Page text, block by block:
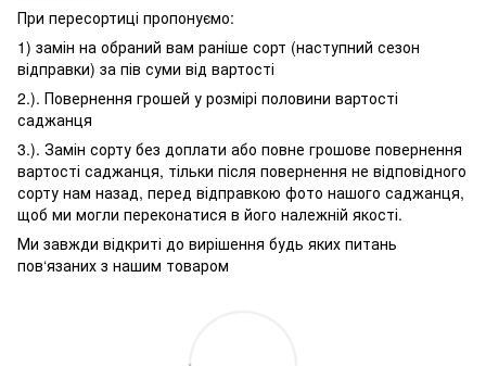
При пересортиці пропонуємо:
1) замін на обраний вам раніше сорт (наступний сезон
відправки) за пів суми від вартості
2.). Повернення грошей у розмірі половини вартості
саджанця
3.). Замін сорту без доплати або повне грошове повернення
вартості саджанця, тільки після повернення не відповідного
сорту нам назад, перед відправкою фото нашого саджанця,
щоб ми могли переконатися в його належній якості.
Ми завжди відкриті до вирішення будь яких питань
пов‘язаних з нашим товаром